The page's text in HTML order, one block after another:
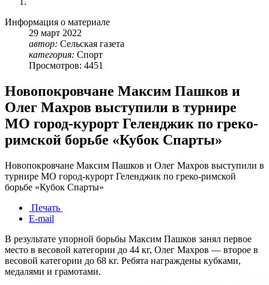
Информация о материале
29 март 2022
автор: Сельская газета
категория: Спорт
Просмотров: 4451
Новопокровчане Максим Пашков и
Олег Махров выступили в турнире
МО город-курорт Геленджик по греко-
римской борьбе «Кубок Спарты»
Новопокровчане Максим Пашков и Олег Махров выступили в
турнире МО город-курорт Геленджик по греко-римской
борьбе «Кубок Спарты»
Печать
E-mail
В результате упорной борьбы Максим Пашков занял первое
место в весовой категории до 44 кг, Олег Махров — второе в
весовой категории до 68 кг. Ребята награждены кубками,
медалями и грамотами.